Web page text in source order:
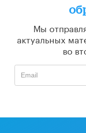
Мы
актуальных
во